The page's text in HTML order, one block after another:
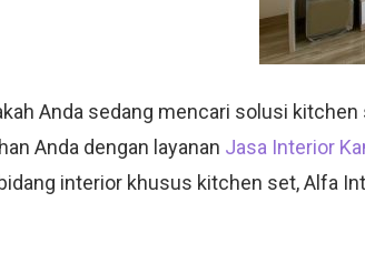
Anda sedang mencari solusi
Anda dengan layanan Jasa Interior
interior khusus kitchen set, Alfa